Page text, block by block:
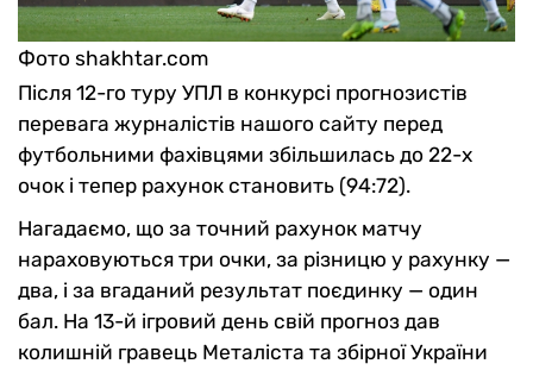
Фото shakhtar.com
Після 12-го туру УПЛ в конкурсі прогнозистів
перевага журналістів нашого сайту перед
футбольними фахівцями збільшилась до 22-х
очок і тепер рахунок становить (94:72).
Нагадаємо, що за точний рахунок матчу
нараховуються три очки, за різницю у рахунку —
два, і за вгаданий результат поєдинку — один
бал. На 13-й ігровий день свій прогноз дав
колишній гравець Металіста та збірної України